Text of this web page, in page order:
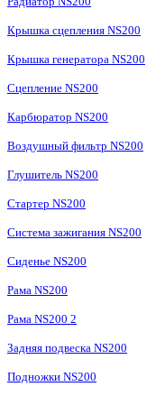
Крышка сцепления NS200
Крышка генератора NS200
Сцепление NS200
Карбюратор NS200
Воздушный фильтр NS200
Глушитель NS200
Стартер NS200
Система зажигания NS200
Сиденье NS200
Рама NS200
Рама NS200 2
Задняя подвеска NS200
Подножки NS200